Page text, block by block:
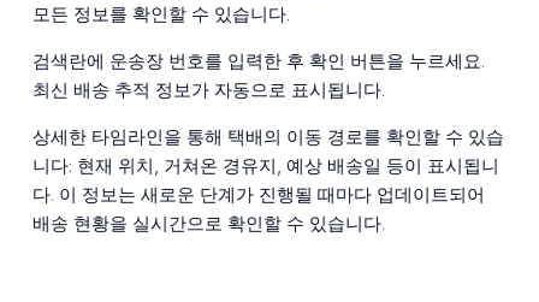
모든 정보를 확인할 수 있습니다.
검색란에 운송장 번호를 입력한 후 확인 버튼을 누르세요.
최신 배송 추적 정보가 자동으로 표시됩니다.
상세한 타임라인을 통해 택배의 이동 경로를 확인할 수 있습
니다: 현재 위치, 거쳐온 경유지, 예상 배송일 등이 표시됩니
다. 이 정보는 새로운 단계가 진행될 때마다 업데이트되어
배송 현황을 실시간으로 확인할 수 있습니다.